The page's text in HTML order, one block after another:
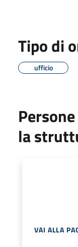
Tipo di
ufficio
la
VAI ALLA